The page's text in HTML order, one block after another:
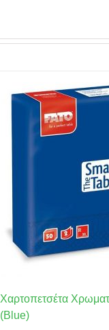
Χαρτοπετσέτα
(Blue)